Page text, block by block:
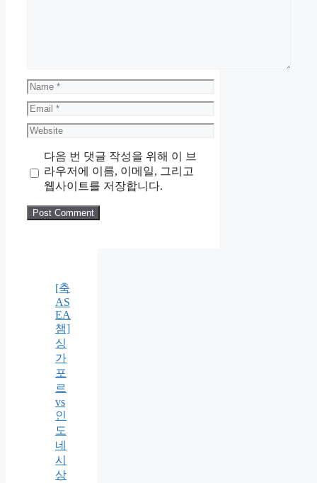
Name
Email
Website
다음 번 댓글 작성을 위해 이 브
라우저에 이름, 이메일, 그리고
웹사이트를 저장합니다.
[축
AS
EA
챔]
싱
가
포
르
vs
인
도
네
시
상